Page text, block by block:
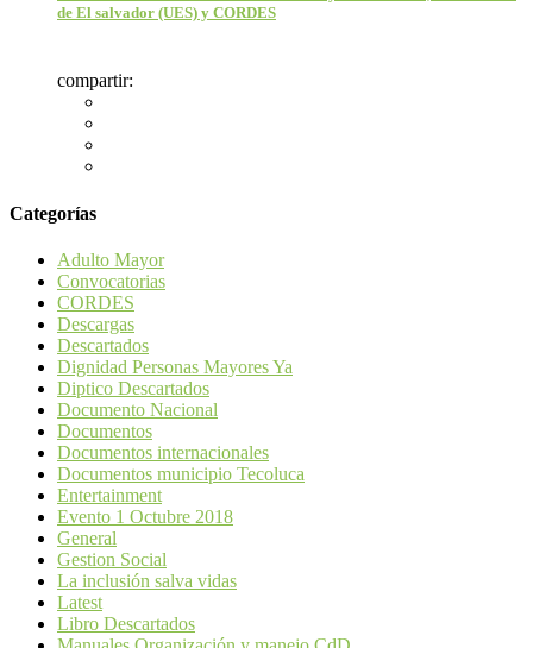
de El salvador (UES) y CORDES
compartir:
Categorías
Adulto Mayor
Convocatorias
CORDES
Descargas
Descartados
Dignidad Personas Mayores Ya
Diptico Descartados
Documento Nacional
Documentos
Documentos internacionales
Documentos municipio Tecoluca
Entertainment
Evento 1 Octubre 2018
General
Gestion Social
La inclusión salva vidas
Latest
Libro Descartados